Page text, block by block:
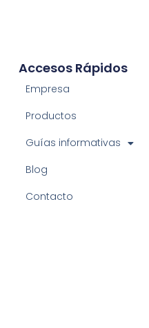
Accesos Rápidos
Empresa
Productos
Guías informativas
Blog
Contacto